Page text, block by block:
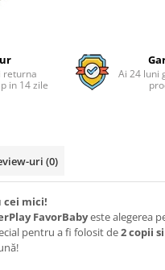
Facebook
returna
in 14 zile
Ai 24 luni
uri (0)
mici!
FavorBabyeste alegerea
pentru a fi folosit de2 copii